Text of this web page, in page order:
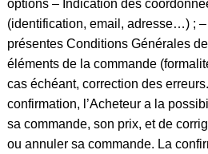
options – Indication des
(identification, email, adresse…) ;
présentes Conditions Générales
éléments de la commande
cas échéant, correction des
confirmation, l’Acheteur a la
sa commande, son prix, et de
ou annuler sa commande. La